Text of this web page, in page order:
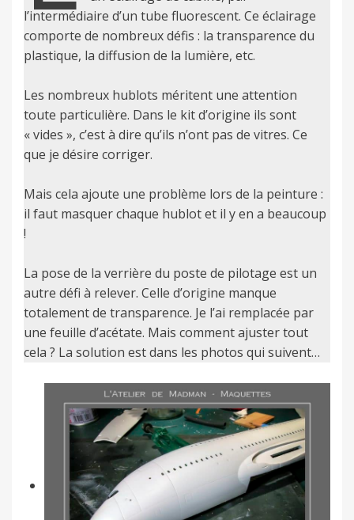
l’intermédiaire d’un tube fluorescent. Ce éclairage
comporte de nombreux défis : la transparence du
plastique, la diffusion de la lumière, etc.
Les nombreux hublots méritent une attention
toute particulière. Dans le kit d’origine ils sont
« vides », c’est à dire qu’ils n’ont pas de vitres. Ce
que je désire corriger.
Mais cela ajoute une problème lors de la peinture :
il faut masquer chaque hublot et il y en a beaucoup
!
La pose de la verrière du poste de pilotage est un
autre défi à relever. Celle d’origine manque
totalement de transparence. Je l’ai remplacée par
une feuille d’acétate. Mais comment ajuster tout
cela ? La solution est dans les photos qui suivent…